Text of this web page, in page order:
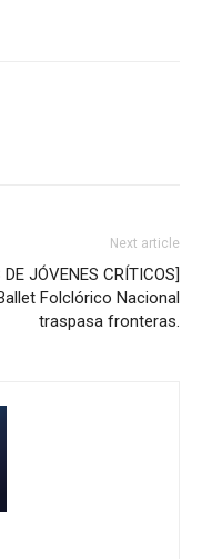
Next article
DE JÓVENES CRÍTICOS]
Folclórico Nacional
traspasa fronteras.